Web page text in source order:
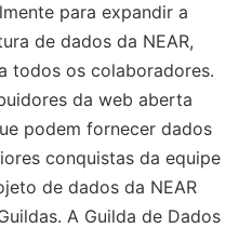
para expandir a
de dados da NEAR,
todos os colaboradores.
da web aberta
podem fornecer dados
conquistas da equipe
de dados da NEAR
A Guilda de Dados